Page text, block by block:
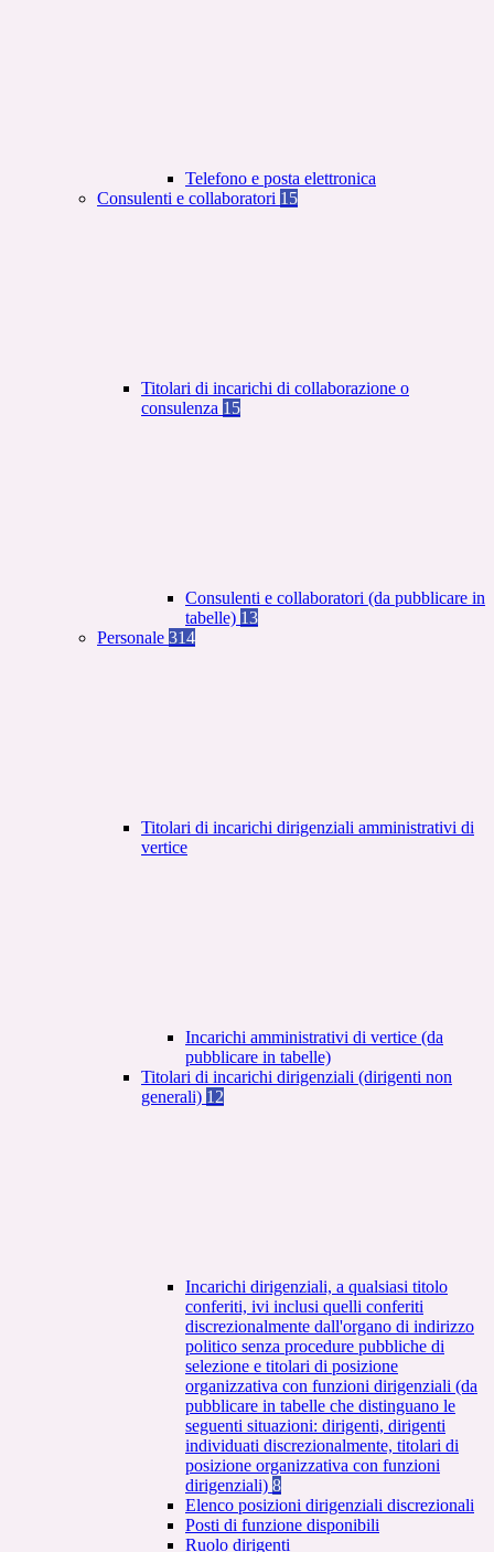
Telefono e posta elettronica
Consulenti e collaboratori 15
Titolari di incarichi di collaborazione o
consulenza 15
Consulenti e collaboratori (da pubblicare in
tabelle) 13
Personale 314
Titolari di incarichi dirigenziali amministrativi di
vertice
Incarichi amministrativi di vertice (da
pubblicare in tabelle)
Titolari di incarichi dirigenziali (dirigenti non
generali) 12
Incarichi dirigenziali, a qualsiasi titolo
conferiti, ivi inclusi quelli conferiti
discrezionalmente dall'organo di indirizzo
politico senza procedure pubbliche di
selezione e titolari di posizione
organizzativa con funzioni dirigenziali (da
pubblicare in tabelle che distinguano le
seguenti situazioni: dirigenti, dirigenti
individuati discrezionalmente, titolari di
posizione organizzativa con funzioni
dirigenziali) 8
Elenco posizioni dirigenziali discrezionali
Posti di funzione disponibili
Ruolo dirigenti